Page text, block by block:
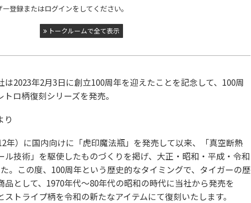
登録またはログインをしてください。
トークルームで全て表示
2023年2月3日に創立100周年を迎えたことを記念して、100周
ロ柄復刻シリーズを発売。
り
年）に国内向けに「虎印魔法瓶」を発売して以来、「真空断熱
ル技術」を駆使したものづくりを掲げ、大正・昭和・平成・令和
。この度、100周年という歴史的なタイミングで、タイガーの歴
品として、1970年代～80年代の昭和の時代に当社から発売を
トライプ柄を令和の新たなアイテムにて復刻いたします。